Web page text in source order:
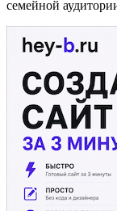
семейной